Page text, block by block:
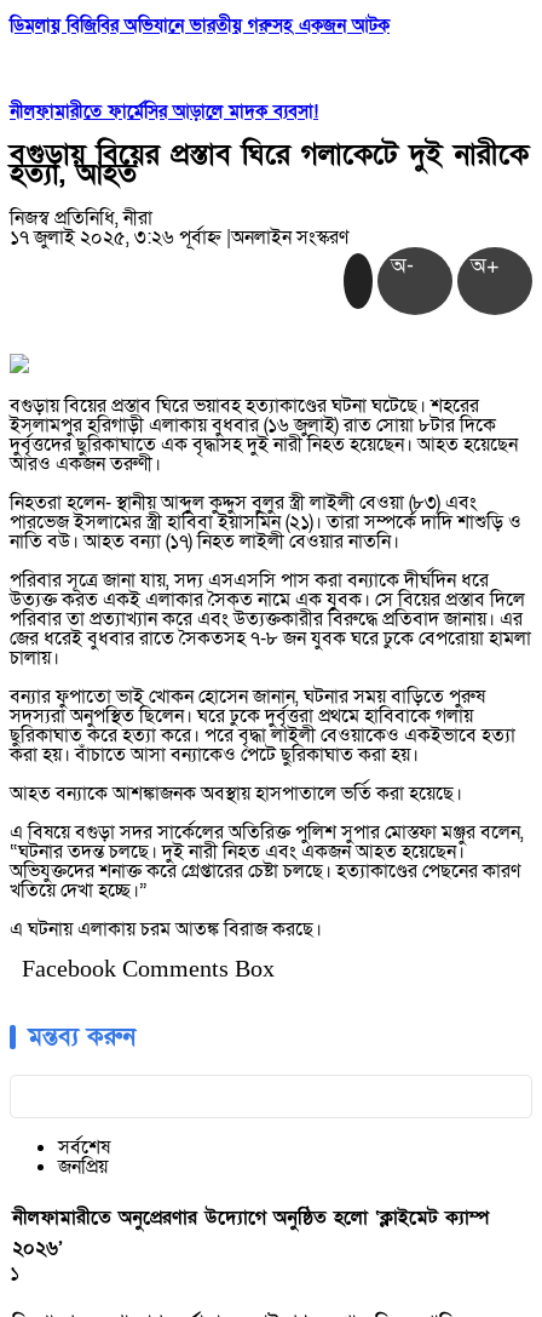
ডিমলায় বিজিবির অভিযানে ভারতীয় গরুসহ একজন আটক
নীলফামারীতে ফার্মেসির আড়ালে মাদক ব্যবসা!
বগুড়ায় বিয়ের প্রস্তাব ঘিরে গলাকেটে দুই নারীকে
হত্যা, আহত
নিজস্ব প্রতিনিধি, নীরা
১৭ জুলাই ২০২৫, ৩:২৬ পূর্বাহ্ন|অনলাইন সংস্করণ
অ- অ+
বগুড়ায় বিয়ের প্রস্তাব ঘিরে ভয়াবহ হত্যাকাণ্ডের ঘটনা ঘটেছে। শহরের
ইসলামপুর হরিগাড়ী এলাকায় বুধবার (১৬ জুলাই) রাত সোয়া ৮টার দিকে
দুর্বৃত্তদের ছুরিকাঘাতে এক বৃদ্ধাসহ দুই নারী নিহত হয়েছেন। আহত হয়েছেন
আরও একজন তরুণী।
নিহতরা হলেন- স্থানীয় আব্দুল কুদ্দুস বুলুর স্ত্রী লাইলী বেওয়া (৮৩) এবং
পারভেজ ইসলামের স্ত্রী হাবিবা ইয়াসমিন (২১)। তারা সম্পর্কে দাদি শাশুড়ি ও
নাতি বউ। আহত বন্যা (১৭) নিহত লাইলী বেওয়ার নাতনি।
পরিবার সূত্রে জানা যায়, সদ্য এসএসসি পাস করা বন্যাকে দীর্ঘদিন ধরে
উত্যক্ত করত একই এলাকার সৈকত নামে এক যুবক। সে বিয়ের প্রস্তাব দিলে
পরিবার তা প্রত্যাখ্যান করে এবং উত্যক্তকারীর বিরুদ্ধে প্রতিবাদ জানায়। এর
জের ধরেই বুধবার রাতে সৈকতসহ ৭-৮ জন যুবক ঘরে ঢুকে বেপরোয়া হামলা
চালায়।
বন্যার ফুপাতো ভাই খোকন হোসেন জানান, ঘটনার সময় বাড়িতে পুরুষ
সদস্যরা অনুপস্থিত ছিলেন। ঘরে ঢুকে দুর্বৃত্তরা প্রথমে হাবিবাকে গলায়
ছুরিকাঘাত করে হত্যা করে। পরে বৃদ্ধা লাইলী বেওয়াকেও একইভাবে হত্যা
করা হয়। বাঁচাতে আসা বন্যাকেও পেটে ছুরিকাঘাত করা হয়।
আহত বন্যাকে আশঙ্কাজনক অবস্থায় হাসপাতালে ভর্তি করা হয়েছে।
এ বিষয়ে বগুড়া সদর সার্কেলের অতিরিক্ত পুলিশ সুপার মোস্তফা মঞ্জুর বলেন,
“ঘটনার তদন্ত চলছে। দুই নারী নিহত এবং একজন আহত হয়েছেন।
অভিযুক্তদের শনাক্ত করে গ্রেপ্তারের চেষ্টা চলছে। হত্যাকাণ্ডের পেছনের কারণ
খতিয়ে দেখা হচ্ছে।”
এ ঘটনায় এলাকায় চরম আতঙ্ক বিরাজ করছে।
Facebook Comments Box
মন্তব্য করুন
সর্বশেষ
জনপ্রিয়
নীলফামারীতে অনুপ্রেরণার উদ্যোগে অনুষ্ঠিত হলো ‘ক্লাইমেট ক্যাম্প
২০২৬’
১